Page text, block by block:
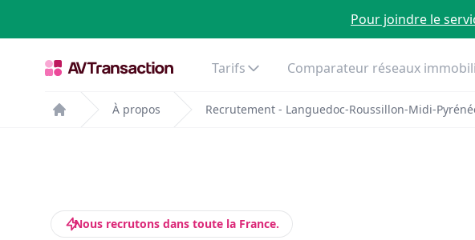
Pour joindre le
Tarifs Comparateur réseaux
Home
À propos Recrutement - Languedoc-Roussillon-Midi-
Nous recrutons dans toute la France.